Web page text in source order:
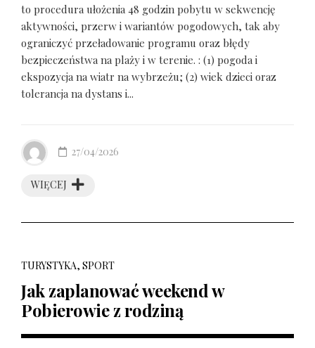
to procedura ułożenia 48 godzin pobytu w sekwencję
aktywności, przerw i wariantów pogodowych, tak aby
ograniczyć przeładowanie programu oraz błędy
bezpieczeństwa na plaży i w terenie. : (1) pogoda i
ekspozycja na wiatr na wybrzeżu; (2) wiek dzieci oraz
tolerancja na dystans i...
WIĘCEJ
27/04/2026
TURYSTYKA, SPORT
Jak zaplanować weekend w
Pobierowie z rodziną